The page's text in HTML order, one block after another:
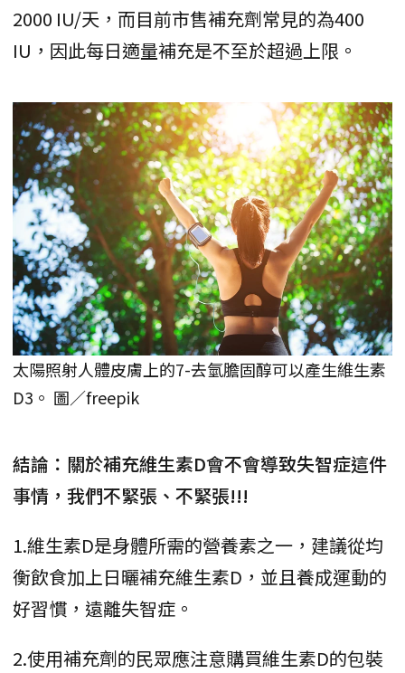
2000 IU/天，而目前市售補充劑常見的為400
IU，因此每日適量補充是不至於超過上限。
太陽照射人體皮膚上的7-去氫膽固醇可以產生維生素
D3。 圖／freepik
結論：關於補充維生素D會不會導致失智症這件
事情，我們不緊張、不緊張!!!
1.維生素D是身體所需的營養素之一，建議從均
衡飲食加上日曬補充維生素D，並且養成運動的
好習慣，遠離失智症。
2.使用補充劑的民眾應注意購買維生素D的包裝